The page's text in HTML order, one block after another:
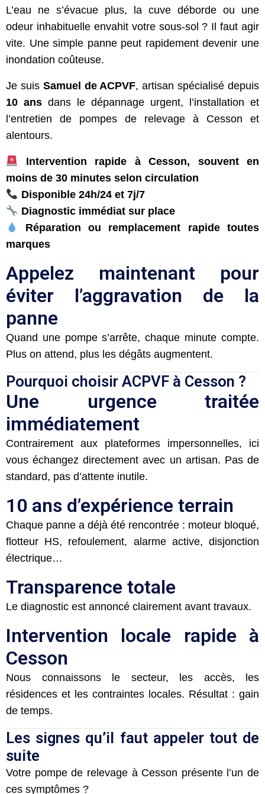
L’eau ne s’évacue plus, la cuve déborde ou une
odeur inhabituelle envahit votre sous-sol ? Il faut agir
vite. Une simple panne peut rapidement devenir une
inondation coûteuse.
Je suis Samuel de ACPVF, artisan spécialisé depuis
10 ans dans le dépannage urgent, l’installation et
l’entretien de pompes de relevage à Cesson et
alentours.
Intervention rapide à Cesson, souvent en
moins de 30 minutes selon circulation
Disponible 24h/24 et 7j/7
Diagnostic immédiat sur place
Réparation ou remplacement rapide toutes
marques
Appelez maintenant pour
éviter l’aggravation de la
panne
Quand une pompe s’arrête, chaque minute compte.
Plus on attend, plus les dégâts augmentent.
Pourquoi choisir ACPVF à Cesson ?
Une urgence traitée
immédiatement
Contrairement aux plateformes impersonnelles, ici
vous échangez directement avec un artisan. Pas de
standard, pas d’attente inutile.
10 ans d’expérience terrain
Chaque panne a déjà été rencontrée : moteur bloqué,
flotteur HS, refoulement, alarme active, disjonction
électrique…
Transparence totale
Le diagnostic est annoncé clairement avant travaux.
Intervention locale rapide à
Cesson
Nous connaissons le secteur, les accès, les
résidences et les contraintes locales. Résultat : gain
de temps.
Les signes qu’il faut appeler tout de
suite
Votre pompe de relevage à Cesson présente l’un de
ces symptômes ?